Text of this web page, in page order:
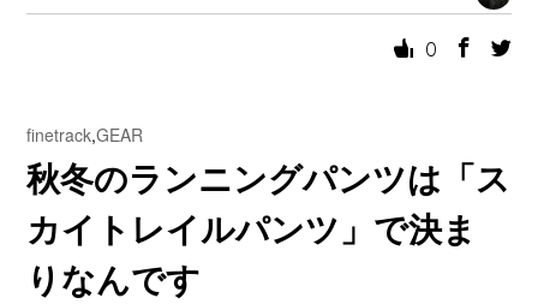
0
finetrack,GEAR
秋冬のランニングパンツは「ス
カイトレイルパンツ」で決ま
りなんです